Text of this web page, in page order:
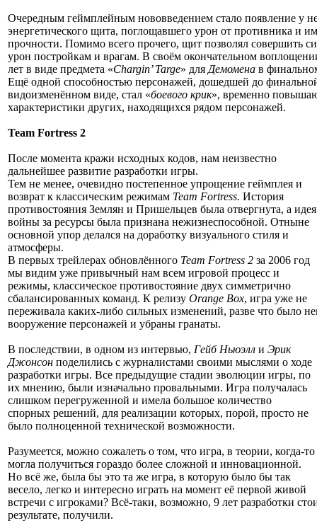
Очередным геймплейным нововведением стало появление у
энергетического щита, поглощавшего урон от противника и
прочности. Помимо всего прочего, щит позволял совершить
урон постройкам и врагам. В своём окончательном
лет в виде предмета «Chargin’ Targe» дляДемомена в
Ещё одной способностью персонажей, дошедшей до
видоизменённом виде, стал «боевого крик», временно
характеристики других, находящихся рядом персонажей.
Team Fortress 2
После момента кражи исходных кодов, нам неизвестно
дальнейшее развитие разработки игры.
Тем не менее, очевидно постепенное упрощение геймплея и
возврат к классическим режимам Team Fortress. История
противостояния Землян и Пришельцев была отвергнута, а идея
войны за ресурсы была признана нежизнеспособной. Отныне
основной упор делался на доработку визуального стиля и
атмосферы.
В первых трейлерах обновлённого Team Fortress 2 за 2006 год
мы видим уже привычный нам всем игровой процесс и
режимы, классическое противостояние двух симметрично
сбалансированных команд. К релизу Orange Box, игра уже не
переживала каких-либо сильных изменений, разве что было
вооружение персонажей и убраны гранаты.
В последствии, в одном из интервью, Гейб Ньюэлл и Эрик
Джонсон поделились с журналистами своими мыслями о ходе
разработки игры. Все предыдущие стадии эволюции игры, по
их мнению, были изначально провальными. Игра получалась
слишком перегруженной и имела большое количество
спорных решений, для реализации которых, порой, просто не
было полноценной технической возможности.
Разумеется, можно сожалеть о том, что игра, в теории, когда-то
могла получиться гораздо более сложной и инновационной.
Но всё же, была бы это та же игра, в которую было бы так
весело, легко и интересно играть на момент её первой живой
встречи с игроками? Всё-таки, возможно, 9 лет разработки
результате, получили.